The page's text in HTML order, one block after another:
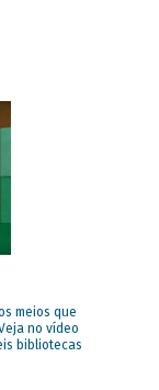
meios que
no vídeo
bibliotecas